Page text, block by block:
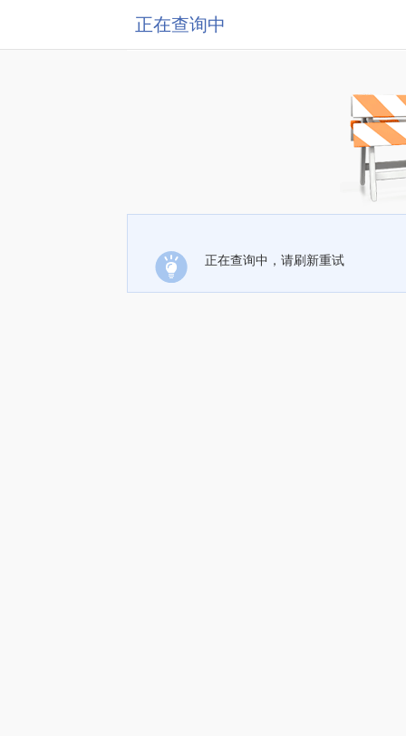
正在查询中
正在查询中，请刷新重试